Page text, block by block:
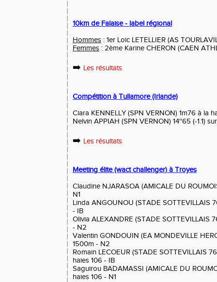
10km de Falaise - label régional
Hommes : 1er Loïc LETELLIER (AS
Femmes : 2ème Karine CHERON (CAEN
➡️ Les résultats
Compétition à Tullamore (Irlande)
Ciara KENNELLY (SPN VERNON) 1m76 à la
Nelvin APPIAH (SPN VERNON) 14''65 (-1.1)
➡️ Les résultats
Meeting élite (wact challenger) à Troyes
Claudine NJARASOA (AMICALE DU
N1
Linda ANGOUNOU (STADE SOTTEVILLAIS
- IB
Olivia ALEXANDRE (STADE SOTTEVILLAIS
- N2
Valentin GONDOUIN (EA MONDEVILLE
1500m - N2
Romain LECOEUR (STADE SOTTEVILLAIS
haies 106 - IB
Saguirou BADAMASSI (AMICALE DU
haies 106 - N1